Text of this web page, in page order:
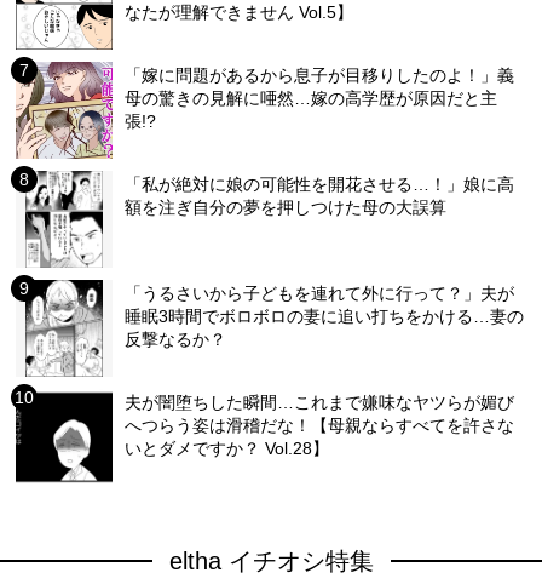
なたが理解できません Vol.5】
「嫁に問題があるから息子が目移りしたのよ！」義
母の驚きの見解に唖然…嫁の高学歴が原因だと主
張!?
「私が絶対に娘の可能性を開花させる…！」娘に高
額を注ぎ自分の夢を押しつけた母の大誤算
「うるさいから子どもを連れて外に行って？」夫が
睡眠3時間でボロボロの妻に追い打ちをかける…妻の
反撃なるか？
夫が闇堕ちした瞬間…これまで嫌味なヤツらが媚び
へつらう姿は滑稽だな！【母親ならすべてを許さな
いとダメですか？ Vol.28】
eltha イチオシ特集